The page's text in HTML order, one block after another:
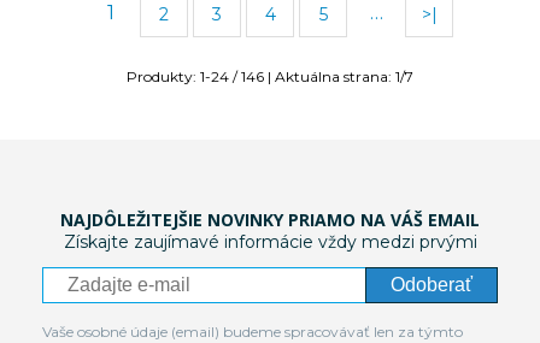
1 2 3 4 5 … >|
Produkty: 1-24 /146 | Aktuálna strana: 1/7
NAJDÔLEŽITEJŠIE NOVINKY PRIAMO NA VÁŠ EMAIL
Získajte zaujímavé informácie vždy medzi prvými
Odoberať
Vaše osobné údaje (email) budeme spracovávať len za týmto